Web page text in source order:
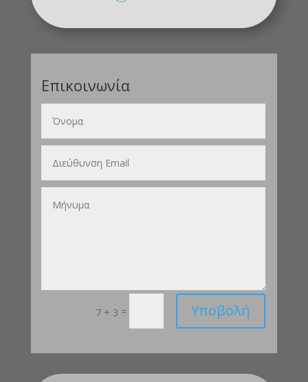
Επικοινωνία
7 + 3 = Υποβολή